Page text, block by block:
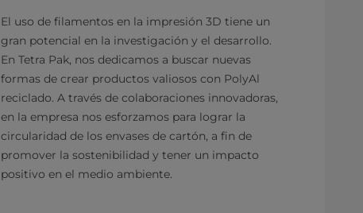
El uso de filamentos en la impresión 3D tiene un
gran potencial en la investigación y el desarrollo.
En Tetra Pak, nos dedicamos a buscar nuevas
formas de crear productos valiosos con PolyAl
reciclado. A través de colaboraciones innovadoras,
en la empresa nos esforzamos para lograr la
circularidad de los envases de cartón, a fin de
promover la sostenibilidad y tener un impacto
positivo en el medio ambiente.